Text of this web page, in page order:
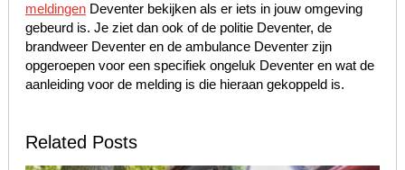
meldingenDeventer bekijken als er iets in jouw omgeving
gebeurd is. Je ziet dan ook of de politie Deventer, de
brandweer Deventer en de ambulance Deventer zijn
opgeroepen voor een specifiek ongeluk Deventer en wat de
aanleiding voor de melding is die hieraan gekoppeld is.
Related Posts